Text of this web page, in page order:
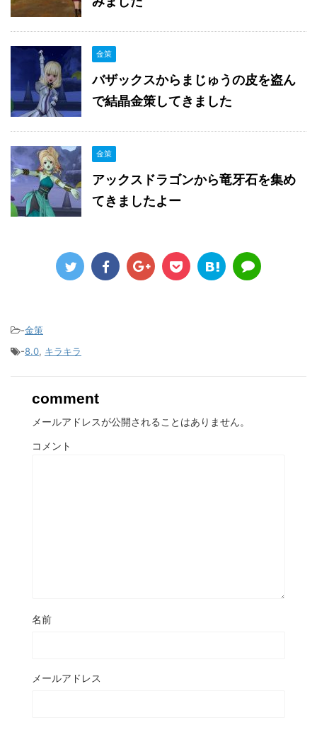
金策
バザックスからまじゅうの皮を盗ん
で結晶金策してきました
金策
アックスドラゴンから竜牙石を集め
てきましたよー
-金策
-8.0, キラキラ
comment
メールアドレスが公開されることはありません。
コメント
名前
メールアドレス